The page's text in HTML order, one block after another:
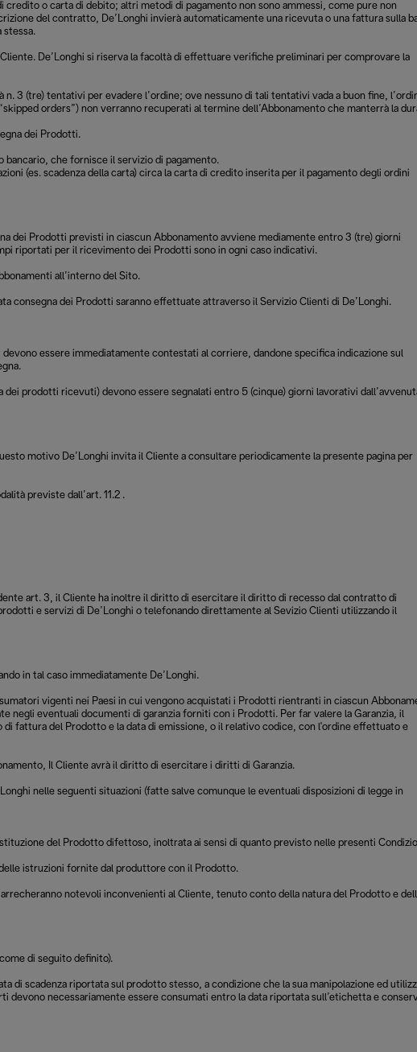
o carta di debito; altri metodi di pagamento non sono ammessi, come pure non
del contratto, De’Longhi invierà automaticamente una ricevuta o una fattura sulla
stessa.
De’Longhi si riserva la facoltà di effettuare verifiche preliminari per comprovare la
3 (tre) tentativi per evadere l’ordine; ove nessuno di tali tentativi vada a buon fine,
orders”) non verranno recuperati al termine dell’Abbonamento che manterrà la
dei Prodotti.
che fornisce il servizio di pagamento.
(es. scadenza della carta) circa la carta di credito inserita per il pagamento degli ordini
dei Prodotti previsti in ciascun Abbonamento avviene mediamente entro 3 (tre) giorni
riportati per il ricevimento dei Prodotti sono in ogni caso indicativi.
all’interno del Sito.
consegna dei Prodotti saranno effettuate attraverso il Servizio Clienti di De’Longhi.
essere immediatamente contestati al corriere, dandone specifica indicazione sul
prodotti ricevuti) devono essere segnalati entro 5 (cinque) giorni lavorativi
motivo De’Longhi invita il Cliente a consultare periodicamente la presente pagina per
previste dall’art. 11.2 .
art. 3, il Cliente ha inoltre il diritto di esercitare il diritto di recesso dal contratto di
e servizi di De’Longhi o telefonando direttamente al Sevizio Clienti utilizzando il
in tal caso immediatamente De’Longhi.
vigenti nei Paesi in cui vengono acquistati i Prodotti rientranti in ciascun
negli eventuali documenti di garanzia forniti con i Prodotti. Per far valere la Garanzia, il
fattura del Prodotto e la data di emissione, o il relativo codice, con l'ordine effettuato e
Il Cliente avrà il diritto di esercitare i diritti di Garanzia.
nelle seguenti situazioni (fatte salve comunque le eventuali disposizioni di legge in
del Prodotto difettoso, inoltrata ai sensi di quanto previsto nelle presenti
istruzioni fornite dal produttore con il Prodotto.
notevoli inconvenienti al Cliente, tenuto conto della natura del Prodotto e
di seguito definito).
di scadenza riportata sul prodotto stesso, a condizione che la sua manipolazione ed
devono necessariamente essere consumati entro la data riportata sull’etichetta e